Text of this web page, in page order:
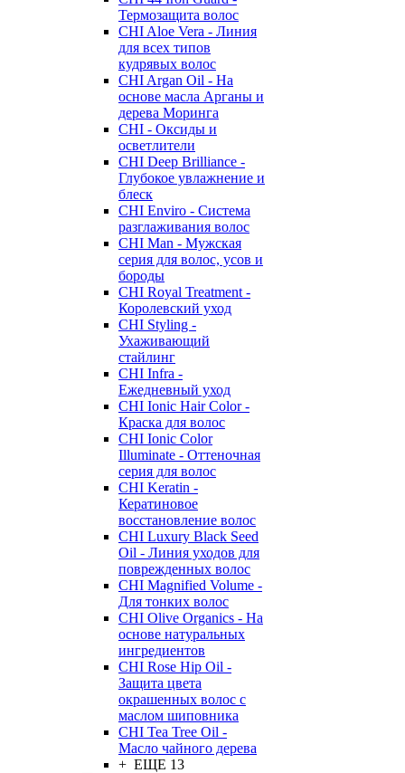
Термозащита волос
CHI Aloe Vera - Линия
для всех типов
кудрявых волос
CHI Argan Oil - На
основе масла Арганы и
дерева Моринга
CHI - Оксиды и
осветлители
CHI Deep Brilliance -
Глубокое увлажнение и
блеск
CHI Enviro - Система
разглаживания волос
CHI Man - Мужская
серия для волос, усов и
бороды
CHI Royal Treatment -
Королевский уход
CHI Styling -
Ухаживающий
стайлинг
CHI Infra -
Ежедневный уход
CHI Ionic Hair Color -
Краска для волос
CHI Ionic Color
Illuminate - Оттеночная
серия для волос
CHI Keratin -
Кератиновое
восстановление волос
CHI Luxury Black Seed
Oil - Линия уходов для
поврежденных волос
CHI Magnified Volume -
Для тонких волос
CHI Olive Organics - На
основе натуральных
ингредиентов
CHI Rose Hip Oil -
Защита цвета
окрашенных волос с
маслом шиповника
CHI Tea Tree Oil -
Масло чайного дерева
+ ЕЩЕ 13